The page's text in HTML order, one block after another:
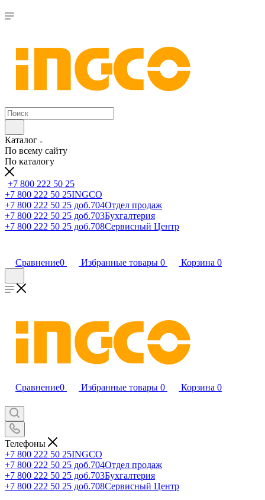
Каталог
По всему сайту
По каталогу
+7 800 222 50 25
+7 800 222 50 25INGCO
+7 800 222 50 25 доб.704Отдел продаж
+7 800 222 50 25 доб.703Бухгалтерия
+7 800 222 50 25 доб.708Сервисный Центр
Сравнение0 Избранные товары 0 Корзина 0
Сравнение0 Избранные товары 0 Корзина 0
Телефоны
+7 800 222 50 25INGCO
+7 800 222 50 25 доб.704Отдел продаж
+7 800 222 50 25 доб.703Бухгалтерия
+7 800 222 50 25 доб.708Сервисный Центр